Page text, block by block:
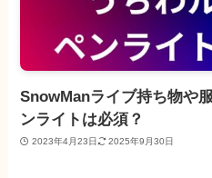
SnowManライブ持ち物や
ンライトは必須？
2023年4月23日 2025年9月30日